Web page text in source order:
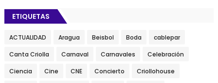
ETIQUETAS
ACTUALIDAD Aragua Beisbol Boda cablepar
Canta Criolla Carnaval Carnavales Celebración
Ciencia Cine CNE Concierto Criollohouse